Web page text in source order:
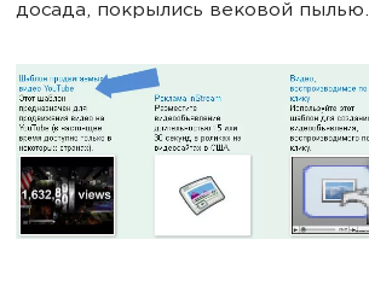
досада, покрылись вековой пылью.